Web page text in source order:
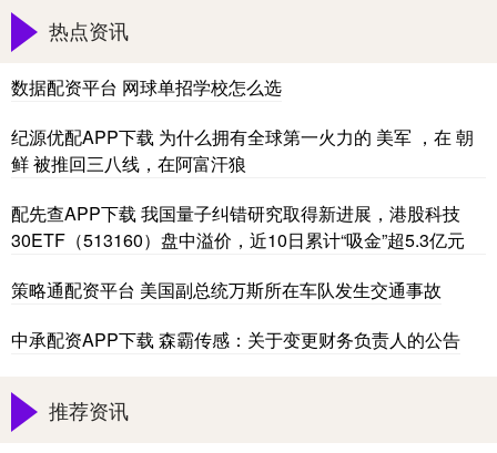
热点资讯
数据配资平台 网球单招学校怎么选
纪源优配APP下载 为什么拥有全球第一火力的 美军 ，在 朝
鲜 被推回三八线，在阿富汗狼
配先查APP下载 我国量子纠错研究取得新进展，港股科技
30ETF（513160）盘中溢价，近10日累计“吸金”超5.3亿元
策略通配资平台 美国副总统万斯所在车队发生交通事故
中承配资APP下载 森霸传感：关于变更财务负责人的公告
推荐资讯